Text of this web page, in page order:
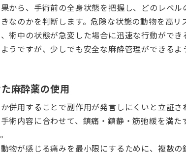
から、手術前の全身状態を把握し、どのレベ
なのかを判断します。危険な状態の動物を高
術中の状態が急変した場合に迅速な行動がで
うですが、少しでも安全な麻酔管理ができるよ
麻酔薬の使用
併用することで副作用が発言しにくいと立証
術内容に合わせて、鎮痛・鎮静・筋弛緩を満
物が感じる痛みを最小限にするために、複数